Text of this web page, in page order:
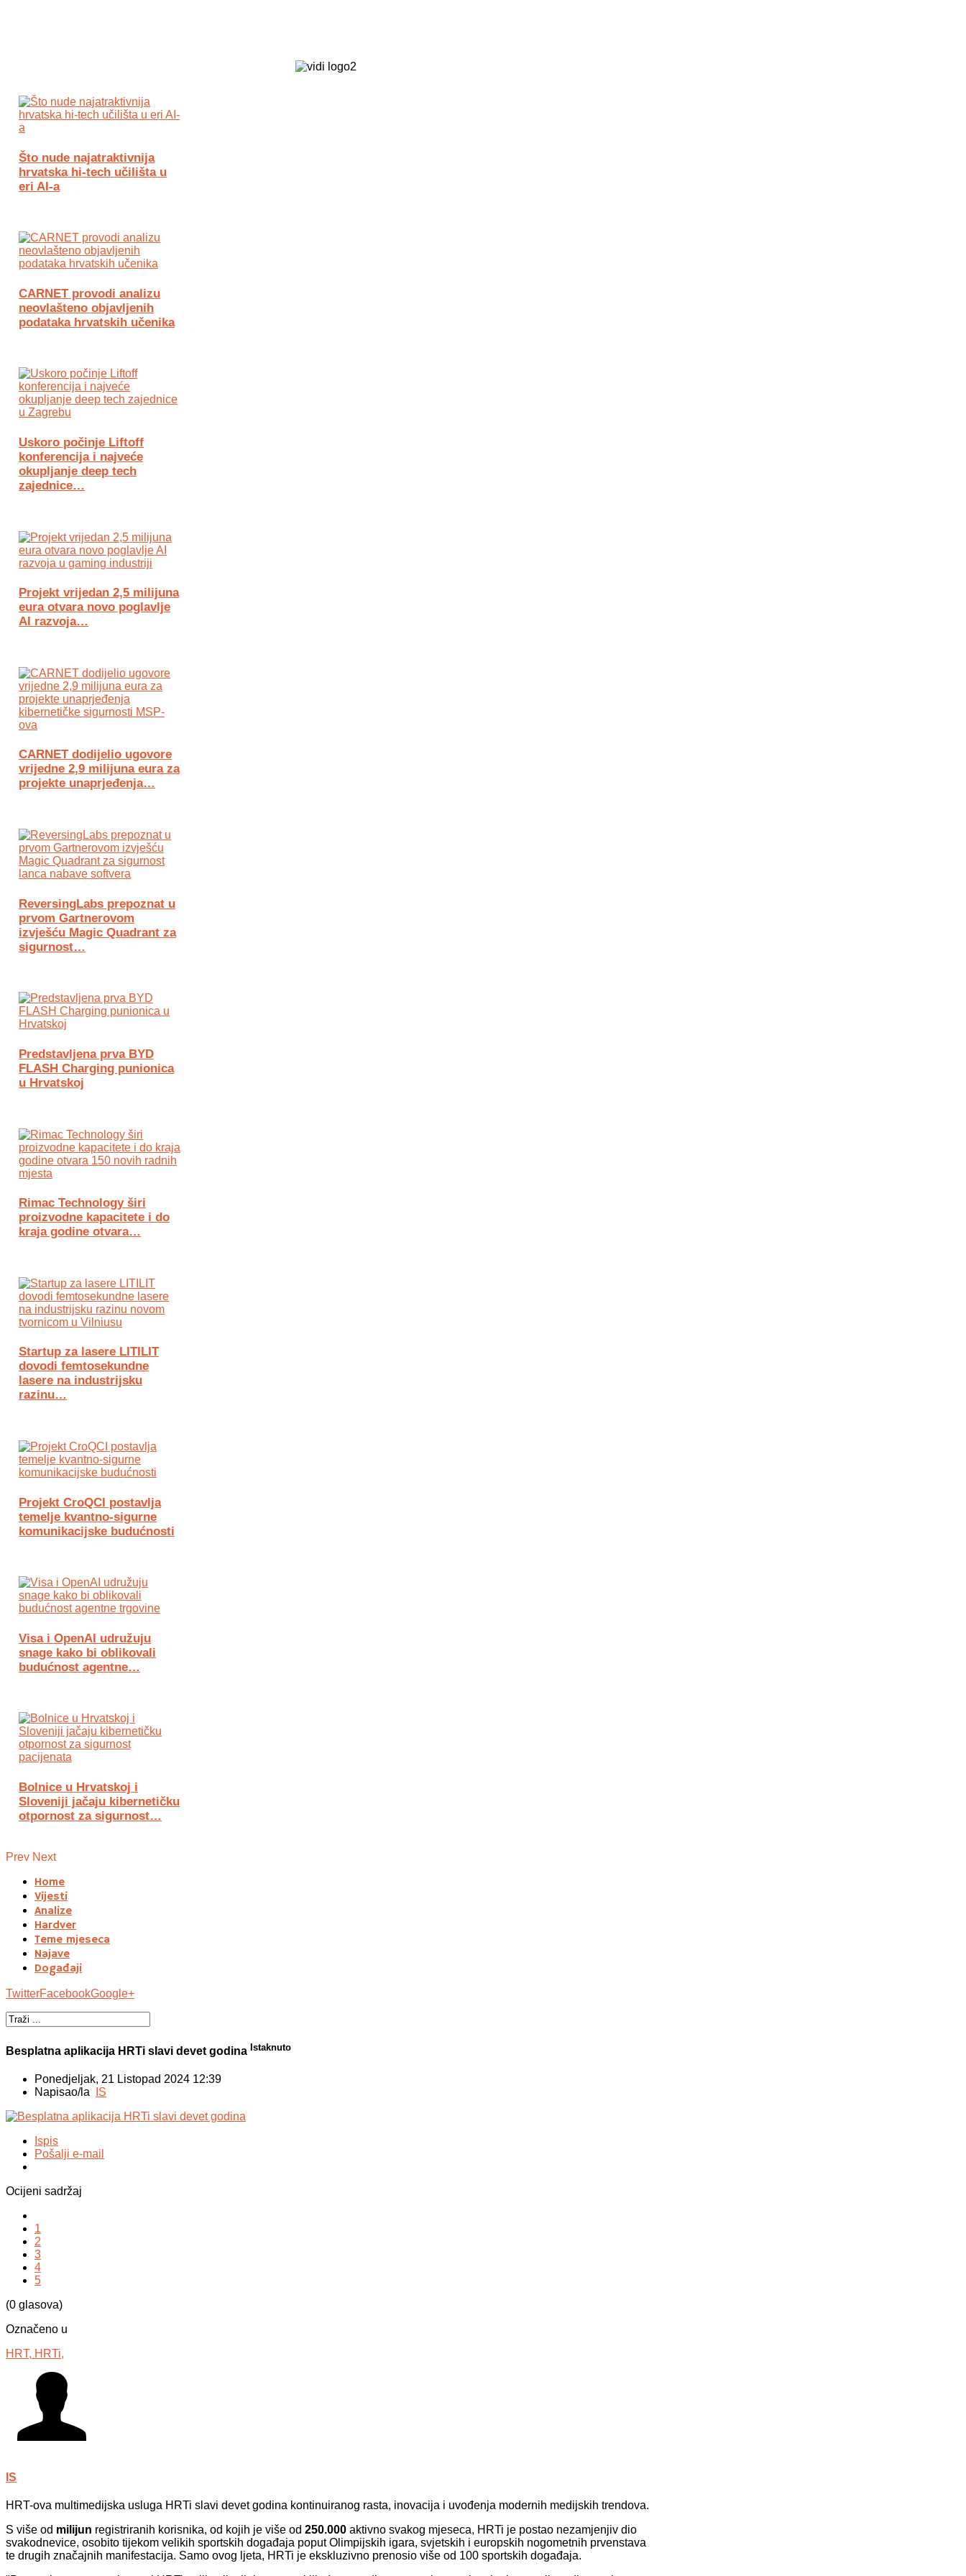
Što nude najatraktivnija
hrvatska hi-tech učilišta u
eri AI-a
CARNET provodi analizu
neovlašteno objavljenih
podataka hrvatskih učenika
Uskoro počinje Liftoff
konferencija i najveće
okupljanje deep tech
zajednice…
Projekt vrijedan 2,5 milijuna
eura otvara novo poglavlje
AI razvoja…
CARNET dodijelio ugovore
vrijedne 2,9 milijuna eura za
projekte unaprjeđenja…
ReversingLabs prepoznat u
prvom Gartnerovom
izvješću Magic Quadrant za
sigurnost…
Predstavljena prva BYD
FLASH Charging punionica
u Hrvatskoj
Rimac Technology širi
proizvodne kapacitete i do
kraja godine otvara…
Startup za lasere LITILIT
dovodi femtosekundne
lasere na industrijsku
razinu…
Projekt CroQCI postavlja
temelje kvantno-sigurne
komunikacijske budućnosti
Visa i OpenAI udružuju
snage kako bi oblikovali
budućnost agentne…
Bolnice u Hrvatskoj i
Sloveniji jačaju kibernetičku
otpornost za sigurnost…
Prev Next
Home
Vijesti
Analize
Hardver
Teme mjeseca
Najave
Događaji
TwitterFacebookGoogle+
Besplatna aplikacija HRTi slavi devet godina Istaknuto
Ponedjeljak, 21 Listopad 2024 12:39
Napisao/la
IS
Ispis
Pošalji e-mail
Ocijeni sadržaj
1
2
3
4
5
(0 glasova)
Označeno u
HRT, HRTi,
IS
HRT-ova multimedijska usluga HRTi slavi devet godina kontinuiranog rasta, inovacija i uvođenja modernih medijskih trendova.
S više od milijun registriranih korisnika, od kojih je više od 250.000 aktivno svakog mjeseca, HRTi je postao nezamjenjiv dio
svakodnevice, osobito tijekom velikih sportskih događaja poput Olimpijskih igara, svjetskih i europskih nogometnih prvenstava
te drugih značajnih manifestacija. Samo ovog ljeta, HRTi je ekskluzivno prenosio više od 100 sportskih događaja.